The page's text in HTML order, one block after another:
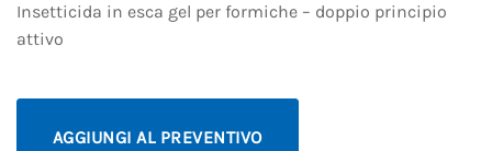
Insetticida in esca gel per formiche – doppio principio
attivo
AGGIUNGI AL PREVENTIVO